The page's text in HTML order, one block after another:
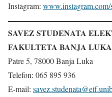
Instagram:
SAVEZ STUDENATA
FAKULTETA BANJA LUKA
Patre 5, 78000 Banja Luka
Telefon: 065 895 936
E-mail: